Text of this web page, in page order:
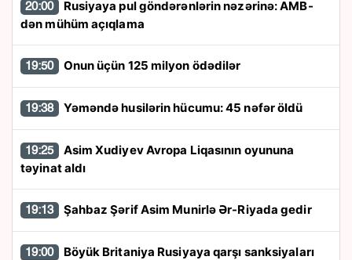
20:00
dən mühüm açıqlama
19:50 Onun üçün 125 milyon ödədilər
19:38 Yəməndə husilərin hücumu: 45 nəfər öldü
19:25
təyinat aldı
19:13 Şahbaz Şərif Asim Munirlə Ər-Riyada gedir
19:00